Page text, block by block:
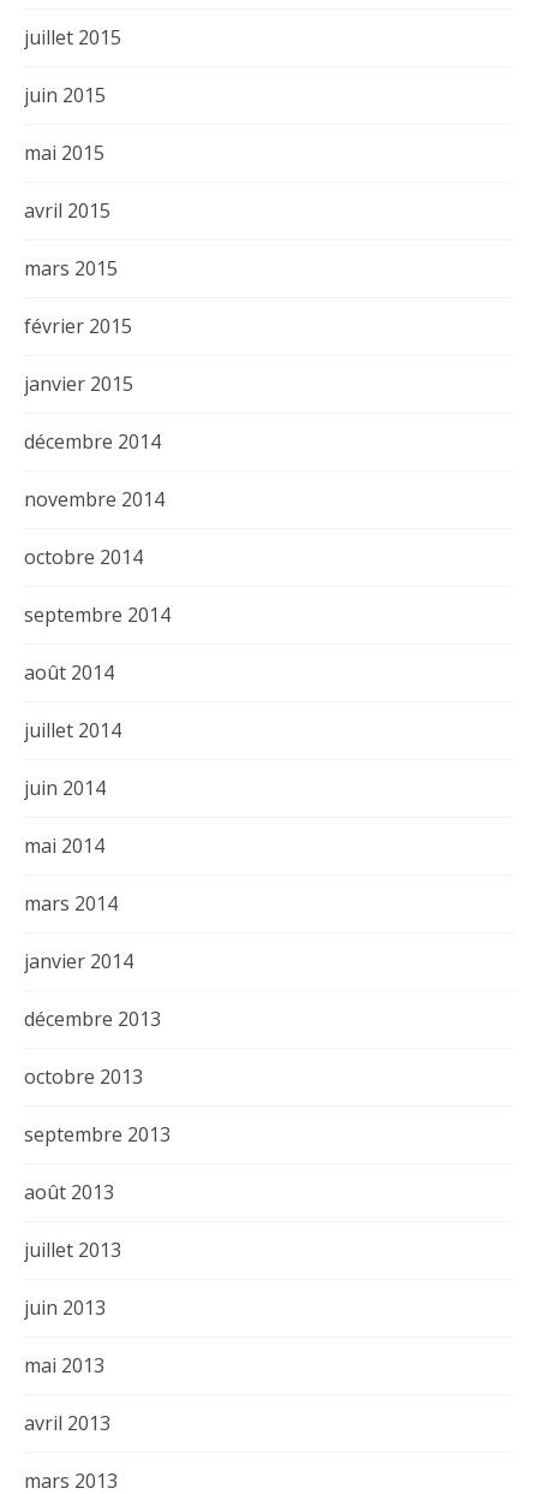
juillet 2015
juin 2015
mai 2015
avril 2015
mars 2015
février 2015
janvier 2015
décembre 2014
novembre 2014
octobre 2014
septembre 2014
août 2014
juillet 2014
juin 2014
mai 2014
mars 2014
janvier 2014
décembre 2013
octobre 2013
septembre 2013
août 2013
juillet 2013
juin 2013
mai 2013
avril 2013
mars 2013